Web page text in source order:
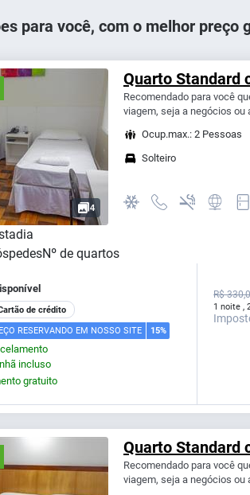
para você, com o melhor preço
4
Quarto Standard
Recomendado para você
viagem, seja a negócios ou
Ocup.max.: 2 Pessoas
Solteiro
Nº de quartos
de crédito
RESERVANDO EM NOSSO SITE 15%
incluso
gratuito
1 noite ,
R$
Quarto Standard
Recomendado para você
viagem, seja a negócios ou